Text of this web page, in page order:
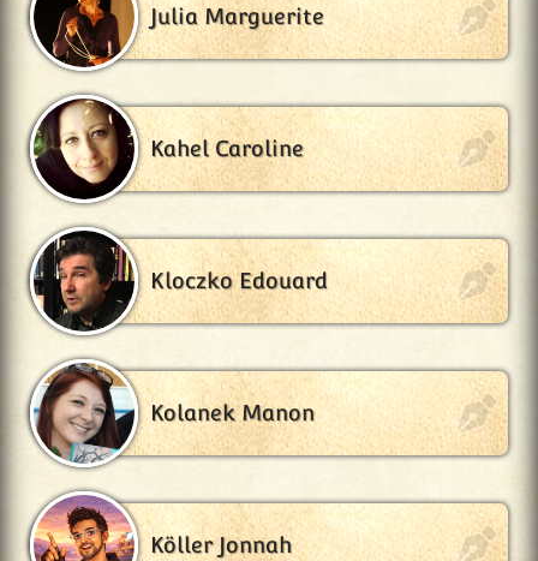
Julia Marguerite
Kahel Caroline
Kloczko Edouard
Kolanek Manon
Köller Jonnah